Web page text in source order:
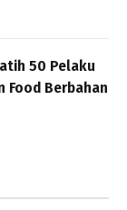
50 Pelaku
Food Berbahan